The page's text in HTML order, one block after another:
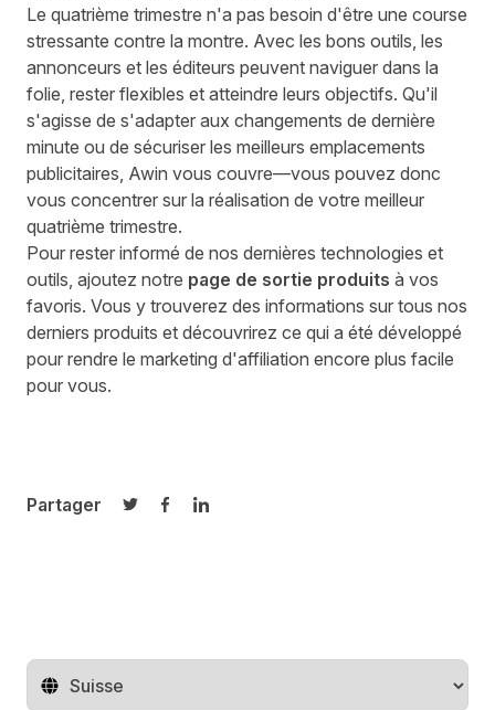
Le quatrième trimestre n'a pas besoin d'être une course
stressante contre la montre. Avec les bons outils, les
annonceurs et les éditeurs peuvent naviguer dans la
folie, rester flexibles et atteindre leurs objectifs. Qu'il
s'agisse de s'adapter aux changements de dernière
minute ou de sécuriser les meilleurs emplacements
publicitaires, Awin vous couvre—vous pouvez donc
vous concentrer sur la réalisation de votre meilleur
quatrième trimestre.
Pour rester informé de nos dernières technologies et
outils, ajoutez notre page de sortie produits à vos
favoris. Vous y trouverez des informations sur tous nos
derniers produits et découvrirez ce qui a été développé
pour rendre le marketing d'affiliation encore plus facile
pour vous.
Partager
Partager sur Twitter
Partager sur Facebook
Partager sur LinkedIn
Changer de pays